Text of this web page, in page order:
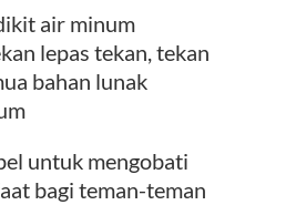
air minum
lepas tekan, tekan
bahan lunak
untuk mengobati
bagi teman-teman